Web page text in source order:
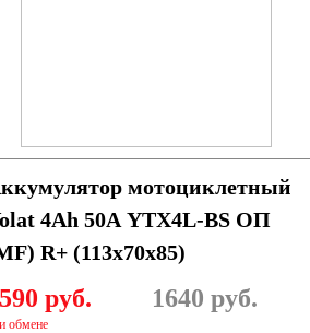
мотоциклетный
4Ah 50А YTX4L-BS ОП
R+ (113x70x85)
руб.
обмене
1640 руб.